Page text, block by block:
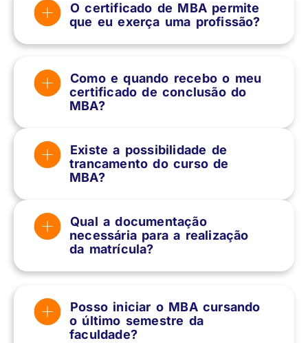
O certificado de MBA permite
que eu exerça uma profissão?
Como e quando recebo o meu
certificado de conclusão do
MBA?
Existe a possibilidade de
trancamento do curso de
MBA?
Qual a documentação
necessária para a realização
da matrícula?
Posso iniciar o MBA cursando
o último semestre da
faculdade?